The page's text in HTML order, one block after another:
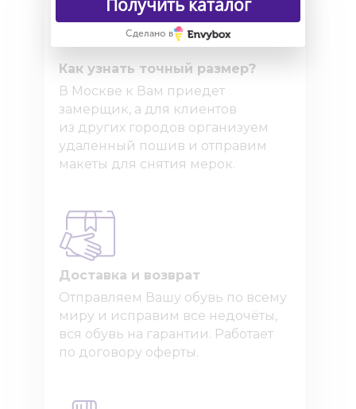
Доставка и возврат
В Москве к Вам приедет
замерщик, а для клиентов
из других городов организуем
удаленный пошив и отправим
макеты для снятия мерок.
Как узнать точный размер?
Отправляем Вашу обувь по всему
миру и исправим все недочёты,
вся обувь на гарантии. Работает
по договору оферты.
Получить каталог
Сделано в